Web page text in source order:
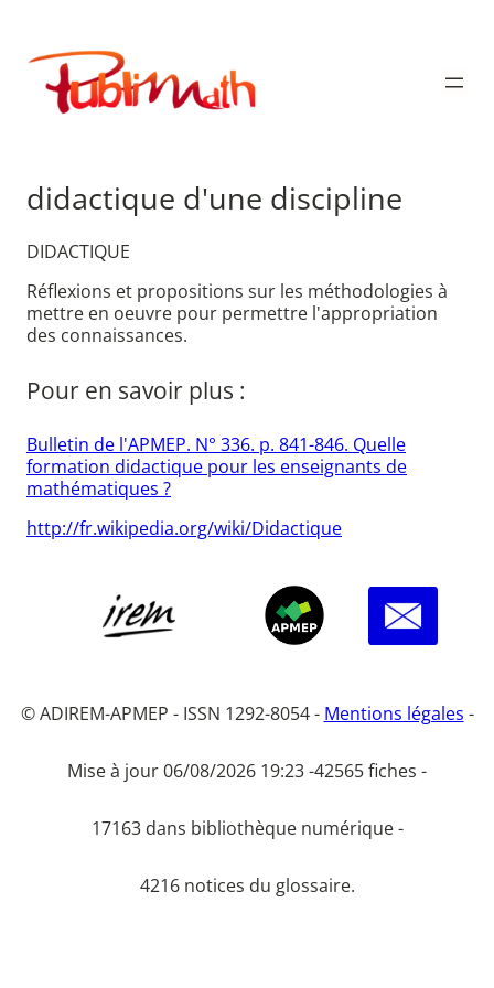
contenu
Publimath
didactique d'une discipline
DIDACTIQUE
Réflexions et propositions sur les méthodologies à
mettre en oeuvre pour permettre l'appropriation
des connaissances.
Pour en savoir plus :
Bulletin de l'APMEP. N° 336. p. 841-846. Quelle
formation didactique pour les enseignants de
mathématiques ?
http://fr.wikipedia.org/wiki/Didactique
© ADIREM-APMEP - ISSN 1292-8054 - Mentions légales -
Mise à jour 06/08/2026 19:23 -42565 fiches -
17163 dans bibliothèque numérique -
4216 notices du glossaire.